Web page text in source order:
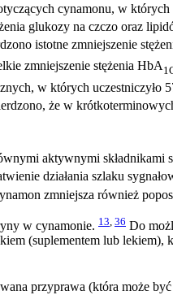
cynamonu, w
glukozy na czczo oraz
istotne zmniejszenie
zmniejszenie stężenia HbA
w których uczestniczyło
że w
aktywnymi
działania szlaku
zmniejsza również
w cynamonie. 13, 36 Do
(suplementem lub lekiem),
przyprawa (która może